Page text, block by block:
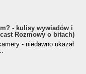
- kulisy wywiadów i
Rozmowy o bitach)
- niedawno ukazał